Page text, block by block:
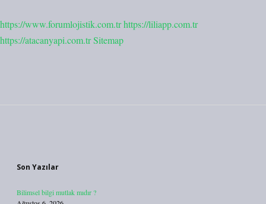
https://www.forumlojistik.com.trhttps://liliapp.com.tr
https://atacanyapi.com.trSitemap
Son Yazılar
Bilimsel bilgi mutlak mıdır ?